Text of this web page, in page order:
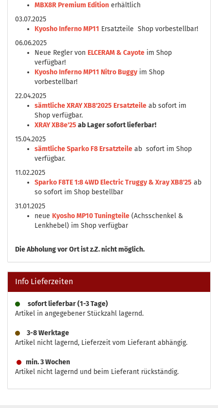
MBX8R Premium Edition erhältlich
03.07.2025
Kyosho Inferno MP11 Ersatzteile Shop vorbestellbar!
06.06.2025
Neue Regler von ELCERAM & Cayote im Shop
verfügbar!
Kyosho Inferno MP11 Nitro Buggyim Shop
vorbestellbar!
22.04.2025
sämtliche XRAY XB8'2025 Ersatzteile ab sofort im
Shop verfügbar.
XRAY XB8e'25 ab Lager sofort lieferbar!
15.04.2025
sämtliche Sparko F8 Ersatzteile ab sofort im Shop
verfügbar.
11.02.2025
Sparko F8TE 1:8 4WD Electric Truggy & Xray XB8'25 ab
so sofort im Shop bestellbar
31.01.2025
neue Kyosho MP10 Tuningteile (Achsschenkel &
Lenkhebel) im Shop verfügbar
DieAbholung vor Ort ist z.Z. nicht möglich.
Info Lieferzeiten
sofort lieferbar (1-3 Tage)
Artikel in angegebener Stückzahl lagernd.
3-8 Werktage
Artikel nicht lagernd, Lieferzeit vom Lieferant abhängig.
min. 3 Wochen
Artikel nicht lagernd und beim Lieferant rückständig.